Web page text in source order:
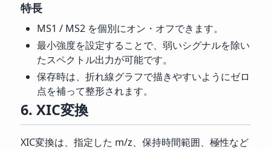
特長
MS1 / MS2 を個別にオン・オフできます。
最小強度を設定することで、弱いシグナルを除い
たスペクトル出力が可能です。
保存時は、折れ線グラフで描きやすいようにゼロ
点を補って整形されます。
6. XIC変換
XIC変換は、指定した m/z、保持時間範囲、極性など